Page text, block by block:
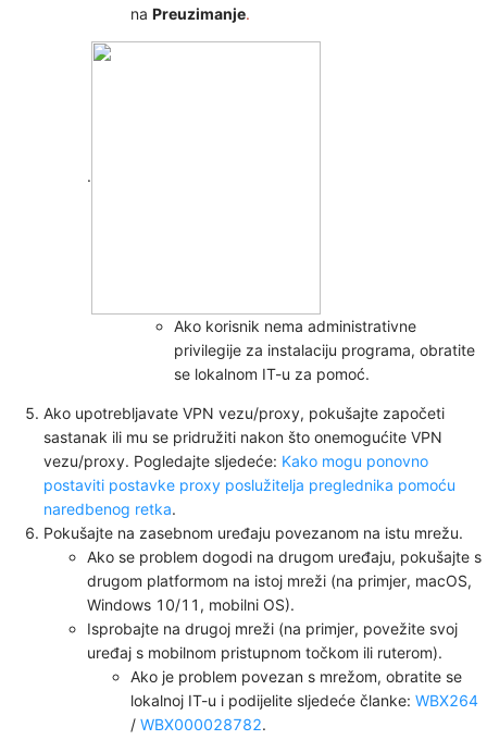
na Preuzimanje.
.
Ako korisnik nema administrativne
privilegije za instalaciju programa, obratite
se lokalnom IT-u za pomoć.
Ako upotrebljavate VPN vezu/proxy, pokušajte započeti
sastanak ili mu se pridružiti nakon što onemogućite VPN
vezu/proxy. Pogledajte sljedeće: Kako mogu ponovno
postaviti postavke proxy poslužitelja preglednika pomoću
naredbenog retka.
Pokušajte na zasebnom uređaju povezanom na istu mrežu.
Ako se problem dogodi na drugom uređaju, pokušajte s
drugom platformom na istoj mreži (na primjer, macOS,
Windows 10/11, mobilni OS).
Isprobajte na drugoj mreži (na primjer, povežite svoj
uređaj s mobilnom pristupnom točkom ili ruterom).
Ako je problem povezan s mrežom, obratite se
lokalnoj IT-u i podijelite sljedeće članke: WBX264
/ WBX000028782.